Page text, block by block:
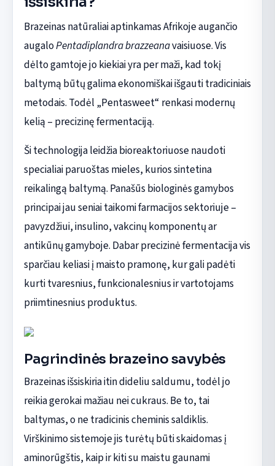
Brazeinas natūraliai aptinkamas Afrikoje augančio
augaloPentadiplandra brazzeanavaisiuose. Vis
dėlto gamtoje jo kiekiai yra per maži, kad tokį
baltymą būtų galima ekonomiškai išgauti tradiciniais
metodais. Todėl „Pentasweet“ renkasi modernų
kelią – precizinę fermentaciją.
Ši technologija leidžia bioreaktoriuose naudoti
specialiai paruoštas mieles, kurios sintetina
reikalingą baltymą. Panašūs biologinės gamybos
principai jau seniai taikomi farmacijos sektoriuje –
pavyzdžiui, insulino, vakcinų komponentų ar
antikūnų gamyboje. Dabar precizinė fermentacija vis
sparčiau keliasi į maisto pramonę, kur gali padėti
kurti tvaresnius, funkcionalesnius ir vartotojams
priimtinesnius produktus.
Pagrindinės brazeino savybės
Brazeinas išsiskiria itin dideliu saldumu, todėl jo
reikia gerokai mažiau nei cukraus. Be to, tai
baltymas, o ne tradicinis cheminis saldiklis.
Virškinimo sistemoje jis turėtų būti skaidomas į
aminorūgštis, kaip ir kiti su maistu gaunami